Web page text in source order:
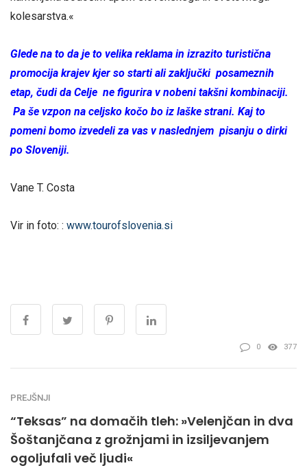
kolesarstva.«
Glede na to da je to velika reklama in izrazito turistična
promocija krajev kjer so starti ali zaključki posameznih
etap, čudi da Celje ne figurira v nobeni takšni kombinaciji.
Pa še vzpon na celjsko kočo bo iz laške strani. Kaj to
pomeni bomo izvedeli za vas v naslednjem pisanju o dirki
po Sloveniji.
Vane T. Costa
Vir in foto: : www.tourofslovenia.si
0 377
PREJŠNJI
“Teksas” na domačih tleh: »Velenjčan in dva
Šoštanjčana z grožnjami in izsiljevanjem
ogoljufali več ljudi«